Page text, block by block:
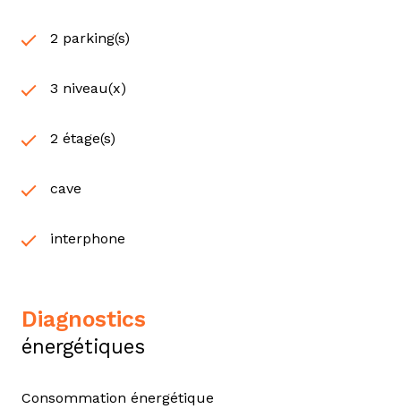
2 parking(s)
3 niveau(x)
2 étage(s)
cave
interphone
diagnostics
énergétiques
Consommation énergétique